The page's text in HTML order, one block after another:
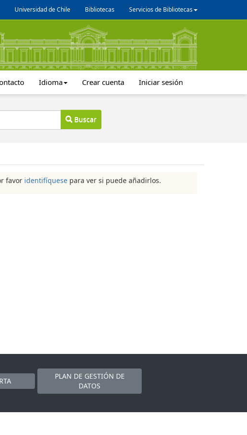
Universidad de Chile Bibliotecas Servicios de Bibliotecas
Idioma Crear cuenta Iniciar sesión
Buscar
favor identifíquese para ver si puede añadirlos.
PLAN DE GESTIÓN DE
DATOS